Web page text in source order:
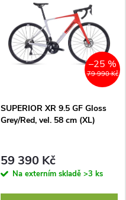
79 990 Kč
–25 %
SUPERIOR XR 9.5 GF Gloss
Grey/Red, vel. 58 cm (XL)
59 390 Kč
Na externím skladě >3 ks